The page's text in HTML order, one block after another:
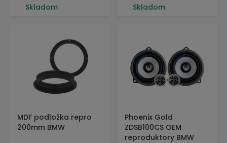
Skladom
Skladom
MDF podložka repro
200mm BMW
Phoenix Gold
ZDSB100CS OEM
reproduktory BMW